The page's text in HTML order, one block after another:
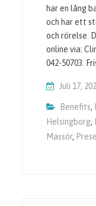
har en lång
och har ett
och rörelse.
online via:
042-50703.
Juli 17,
Benefits,
Helsingborg,
Massör,